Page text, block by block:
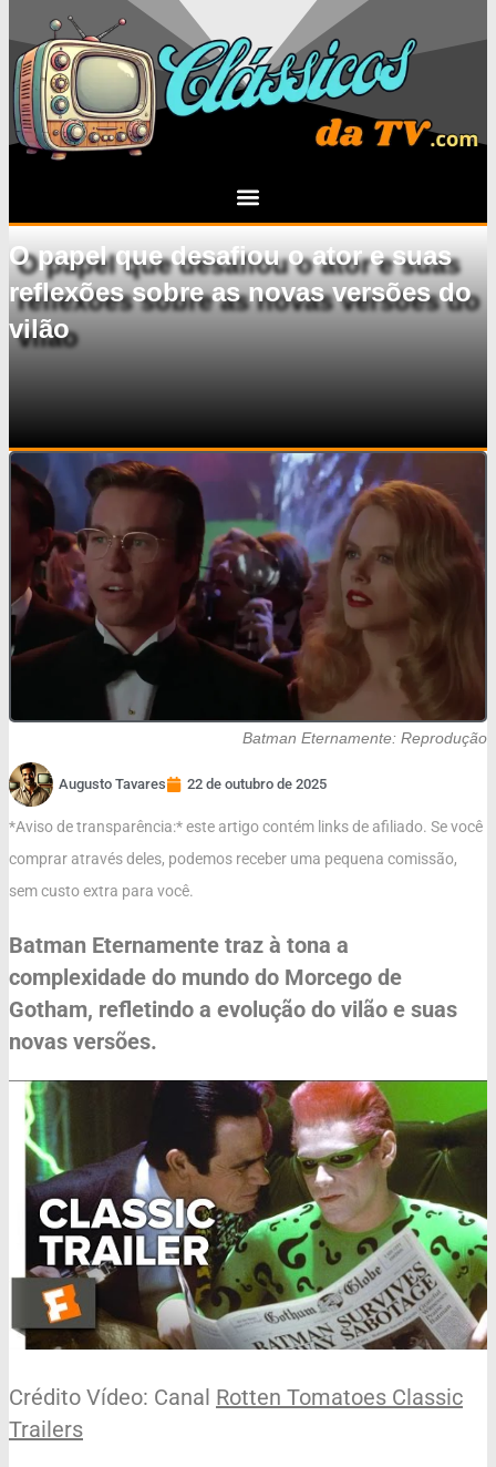
O papel que desafiou o ator e suas
reflexões sobre as novas versões do
vilão
Batman Eternamente: Reprodução
Augusto Tavares 22 de outubro de 2025
*Aviso de transparência:* este artigo contém links de afiliado. Se você
comprar através deles, podemos receber uma pequena comissão,
sem custo extra para você.
Batman Eternamente traz à tona a
complexidade do mundo do Morcego de
Gotham, refletindo a evolução do vilão e suas
novas versões.
Crédito Vídeo: Canal Rotten Tomatoes Classic
Trailers